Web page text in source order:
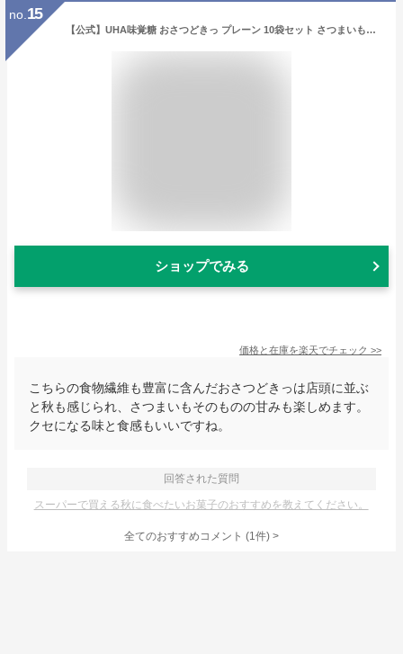
no. 15
【公式】UHA味覚糖 おさつどきっ プレーン 10袋セット さつまいもそのままスナック 日常生活で不足しがちな食物繊維を美味しく補給！
ショップでみる
価格と在庫を楽天でチェック >>
こちらの食物繊維も豊富に含んだおさつどきっは店頭に並ぶ
と秋も感じられ、さつまいもそのものの甘みも楽しめます。
クセになる味と食感もいいですね。
回答された質問
スーパーで買える秋に食べたいお菓子のおすすめを教えてください。
全てのおすすめコメント (1件) >